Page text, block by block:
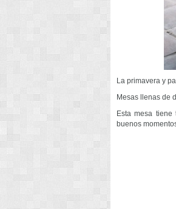
La primavera y
Mesas llenas de
Esta mesa
buenos